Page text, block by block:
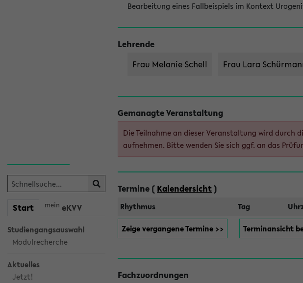
Start mein eKVV
Studiengangsauswahl
Modulrecherche
Aktuelles
Jetzt!
Bearbeitung eines Fallbeispiels im Kontext
Lehrende
Frau Melanie Schell
Frau Lara
Gemanagte Veranstaltung
Die Teilnahme an dieser Veranstaltung wird durch
aufnehmen. Bitte wenden Sie sich ggf. an das
Termine ( Kalendersicht)
Rhythmus Tag
Zeige vergangene Termine >> Terminansicht
Fachzuordnungen